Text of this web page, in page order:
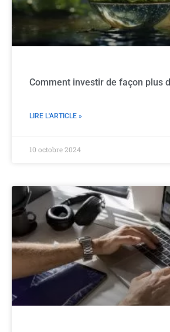
Comment investir de façon plus
LIRE L'ARTICLE »
10 octobre 2024